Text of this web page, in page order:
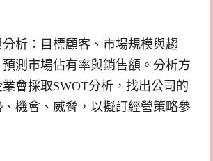
析：目標顧客、市場規模與趨
測市場佔有率與銷售額。分析方
會採取SWOT分析，找出公司的
機會、威脅，以擬訂經營策略參